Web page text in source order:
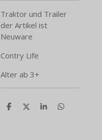
Traktor und Trailer
der Artikel ist
Neuware
Contry Life
Alter ab 3+
T
T
T
T